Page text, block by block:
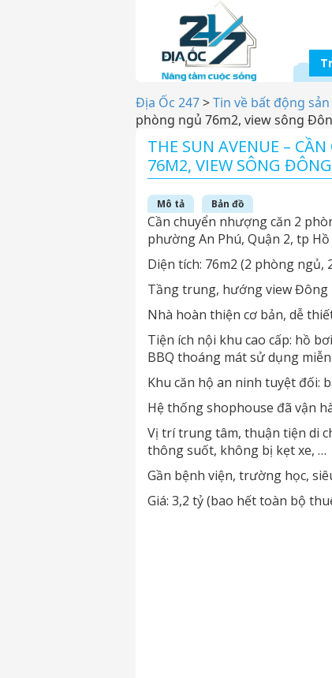
Địa Ốc 247>Tin về bất động
phòng ngủ 76m2, view sông
THE SUN AVENUE –
76M2, VIEW SÔNG
Mô tả Bản đồ
Cần chuyển nhượng căn 2
phường An Phú, Quận 2, tp
Diện tích: 76m2 (2 phòng ngủ,
Tầng trung, hướng view Đông
Nhà hoàn thiện cơ bản, dễ
Tiện ích nội khu cao cấp: hồ
BBQ thoáng mát sử dụng
Khu căn hộ an ninh tuyệt đối:
Hệ thống shophouse đã vận
Vị trí trung tâm, thuận tiện di
thông suốt, không bị kẹt xe, …
Gần bệnh viện, trường học,
Giá: 3,2 tỷ (bao hết toàn bộ